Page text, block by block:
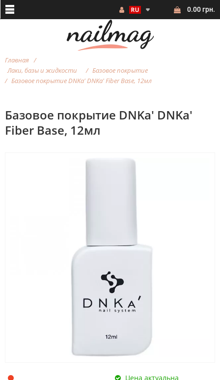
0.00 грн.
Главная
Лаки, базы и жидкости
Базовое покрытие
Базовое покрытие DNKa' DNKa' Fiber Base, 12мл
Базовое покрытие DNKa' DNKa'
Fiber Base, 12мл
Цена актуальна